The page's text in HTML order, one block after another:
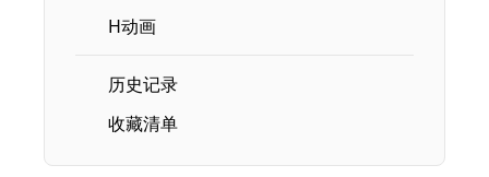
H动画
历史记录
收藏清单